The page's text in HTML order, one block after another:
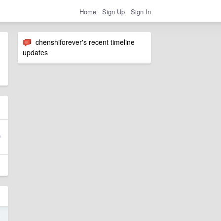
Home Sign Up Sign In
chenshiforever's recent timeline
updates